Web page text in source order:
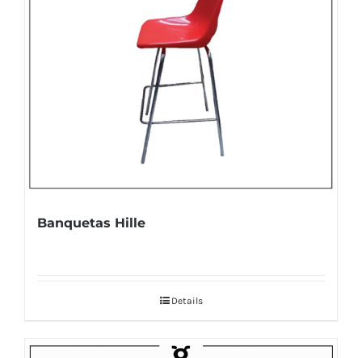
Banquetas Hille
Details